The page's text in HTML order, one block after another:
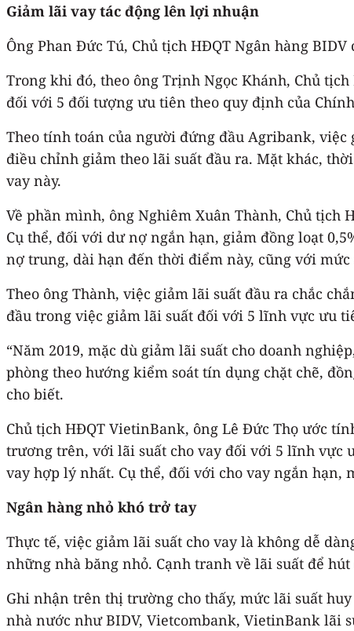
Giảm lãi vay tác động lên lợi nhuận
Ông Phan Đức Tú, Chủ tịch HĐQT Ngân hàng
Trong khi đó, theo ông Trịnh Ngọc Khánh, Chủ
đối với 5 đối tượng ưu tiên theo quy định của
Theo tính toán của người đứng đầu Agribank,
điều chỉnh giảm theo lãi suất đầu ra. Mặt khác,
vay này.
Về phần mình, ông Nghiêm Xuân Thành, Chủ
Cụ thể, đối với dư nợ ngắn hạn, giảm đồng loạt
nợ trung, dài hạn đến thời điểm này, cũng với mức
Theo ông Thành, việc giảm lãi suất đầu ra chắc
đầu trong việc giảm lãi suất đối với 5 lĩnh vực ưu
“Năm 2019, mặc dù giảm lãi suất cho doanh
phòng theo hướng kiểm soát tín dụng chặt chẽ,
cho biết.
Chủ tịch HĐQT VietinBank, ông Lê Đức Thọ ước
trương trên, với lãi suất cho vay đối với 5 lĩnh vực
vay hợp lý nhất. Cụ thể, đối với cho vay ngắn hạn,
Ngân hàng nhỏ khó trở tay
Thực tế, việc giảm lãi suất cho vay là không dễ
những nhà băng nhỏ. Cạnh tranh về lãi suất để
Ghi nhận trên thị trường cho thấy, mức lãi suất
nhà nước như BIDV, Vietcombank, VietinBank lãi